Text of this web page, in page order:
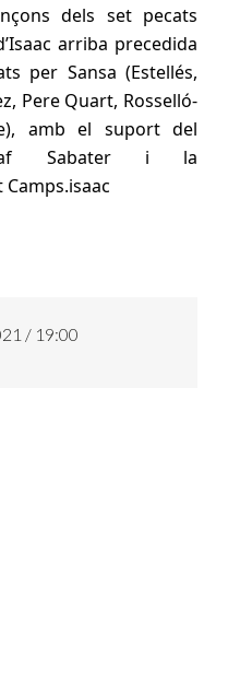
dels set pecats
Isaac arriba precedida
per Sansa (Estellés,
Pere Quart, Rosselló-
amb el suport del
Sabateri la
Camps.isaac
/ 19:00